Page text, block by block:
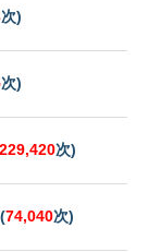
次)
次)
229,420次)
(74,040次)